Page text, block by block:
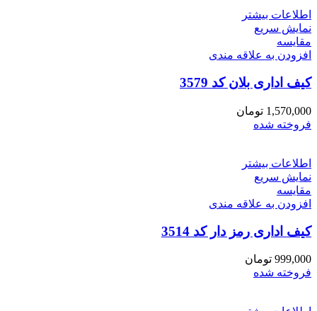
اطلاعات بیشتر
نمایش سریع
مقايسه
افزودن به علاقه مندی
کیف اداری بلان کد 3579
1,570,000 تومان
فروخته شده
اطلاعات بیشتر
نمایش سریع
مقايسه
افزودن به علاقه مندی
کیف اداری رمز دار کد 3514
999,000 تومان
فروخته شده